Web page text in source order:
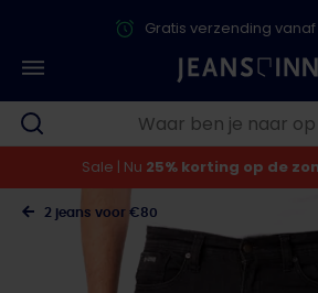
Gratis verzending vanaf
Sale | Nu 25% korting op de
2 jeans voor €80